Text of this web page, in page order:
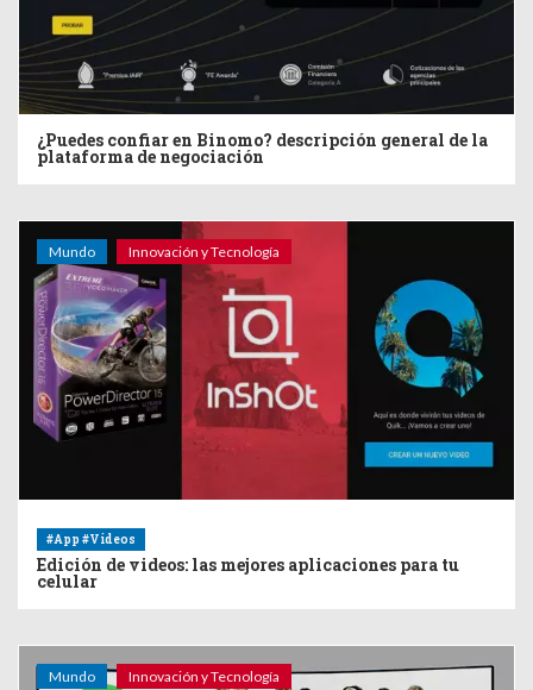
¿Puedes confiar en Binomo? descripción general de la
plataforma de negociación
Mundo Innovación y Tecnología
#App #Videos
Edición de videos: las mejores aplicaciones para tu
celular
Mundo Innovación y Tecnología